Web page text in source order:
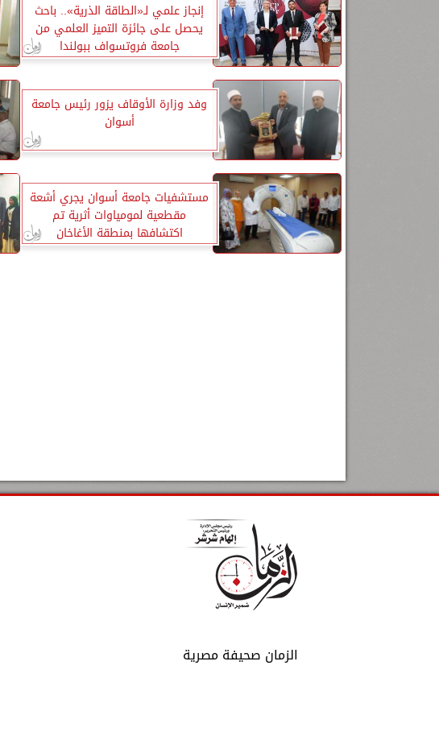
إنجاز علمي لـ«الطاقة الذرية».. باحث
يحصل على جائزة التميز العلمي من
جامعة فروتسواف ببولندا
وفد وزارة الأوقاف يزور رئيس جامعة
أسوان
مستشفيات جامعة أسوان يجري أشعة
مقطعية لمومياوات أثرية تم
اكتشافها بمنطقة الأغاخان
الزمان صحيفة مصرية